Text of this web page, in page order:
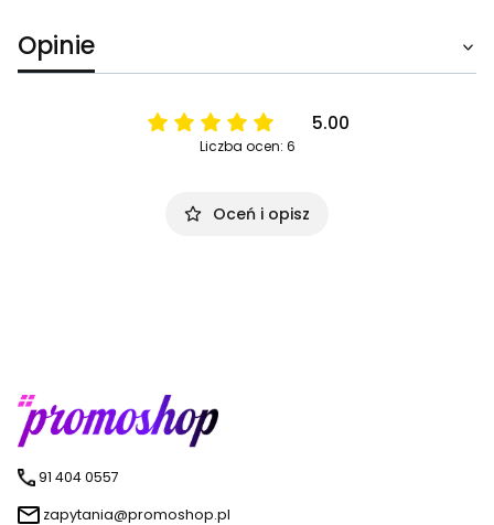
Opinie
5.00
Liczba ocen: 6
Oceń i opisz
91 404 0557
zapytania@promoshop.pl